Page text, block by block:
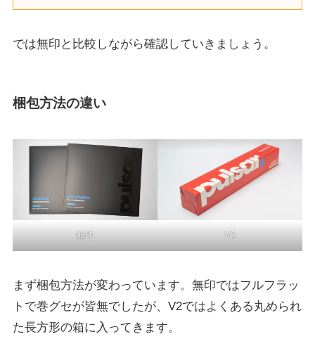
では無印と比較しながら確認していきましょう。
梱包方法の違い
無印 V2
まず梱包方法が変わっています。無印ではフルフラッ
トで巻グセが皆無でしたが、V2ではよくある丸められ
た長方形の箱に入ってきます。